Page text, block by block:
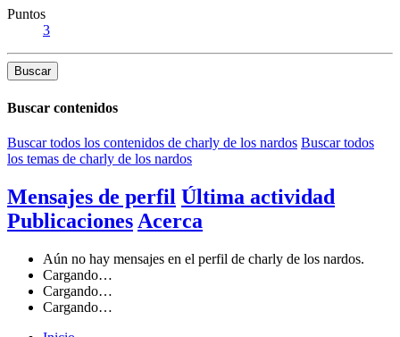
Puntos
3
Buscar
Buscar contenidos
Buscar todos los contenidos de charly de los nardos Buscar todos
los temas de charly de los nardos
Mensajes de perfil Última actividad
Publicaciones Acerca
Aún no hay mensajes en el perfil de charly de los nardos.
Cargando…
Cargando…
Cargando…